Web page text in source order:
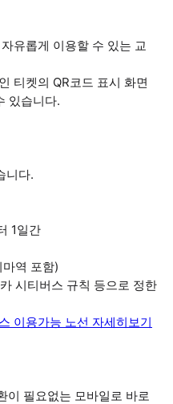
유롭게 이용할 수 있는 교
티켓의 QR코드 표시 화면
있습니다.
니다.
1일간
역 포함)
시티버스 규칙 등으로 정한
이용가능 노선 자세히보기
이 필요없는 모바일로 바로